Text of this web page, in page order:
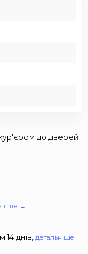
до дверей
→
днів, детальніше